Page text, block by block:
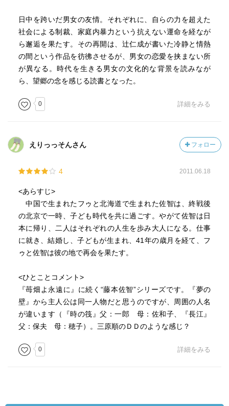
日中を跨いだ男女の友情。それぞれに、自らの力を超えた
社会による制裁、家庭内暴力という抗えない運命を経なが
ら邂逅を果たす。その再開は、辻仁成が書いた冷静と情熱
の間という作品を彷彿させるが、男女の恋愛を挟まない所
が異なる。時代を生きる男女の文化的な背景を読みなが
ら、望郷の念を感じる読書となった。
0 詳細をみる
えりっっそんさん フォロー
4 2011.06.18
<あらすじ>
中国で生まれたフゥと北海道で生まれた佐智は、終戦後
の北京で一時、子ども時代を共に過ごす。やがて佐智は日
本に帰り、二人はそれぞれの人生を歩み大人になる。仕事
に就き、結婚し、子どもが生まれ、41年の歳月を経て、フ
ゥと佐智は彼の地で再会を果たす。
<ひとことコメント>
『苺畑よ永遠に』に続く“藤本佐智”シリーズです。『夢の
壁』から主人公は同一人物だと思うのですが、周囲の人名
が違います（『時の筏』父：一郎 母：佐和子、『長江』
父：保夫 母：穂子）。三原順のＤＤのような感じ？
0 詳細をみる